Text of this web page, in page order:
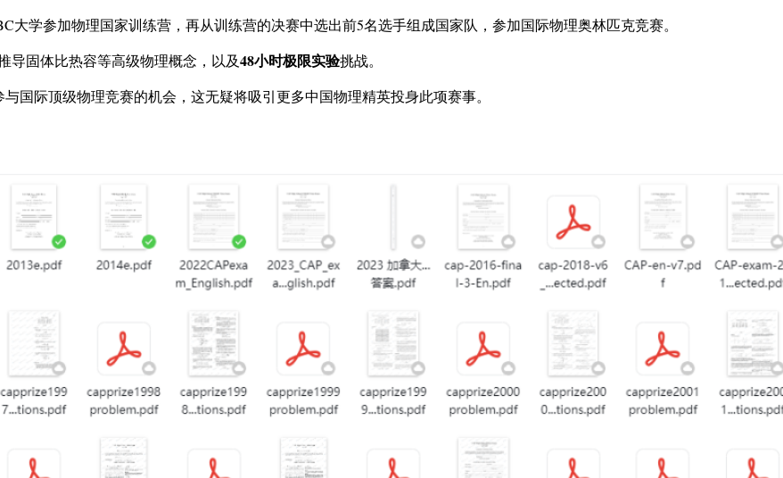
大学参加物理国家训练营，再从训练营的决赛中选出前5名选手组成国家队，参加国际物理奥林匹克竞赛。
导固体比热容等高级物理概念，以及48小时极限实验挑战。
国际顶级物理竞赛的机会，这无疑将吸引更多中国物理精英投身此项赛事。